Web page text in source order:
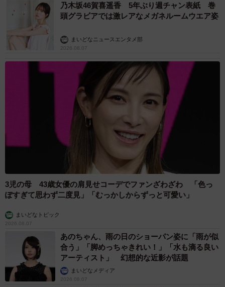
乃木坂46賀喜遥香 5年ぶり週チャン表紙 巻
頭グラビアでは激レアなメガネルームウエア姿
まいどなニュースエンタメ部
2026.08.07
3児の母 43歳女優の肩見せコーデでファンざわざわ 「色っ
ぽすぎて思わず二度見」「むっかしからずっと可愛い」
まいどなトピック
2026.08.07
あのちゃん、雨の日のショーパン姿に「雨が似
合う」「脚めっちゃきれい！」「水も滴る良い
アーティスト」 幻想的な近影が話題
まいどなメディア
2026.08.07